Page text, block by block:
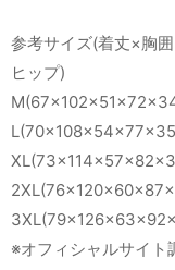
参考サイズ(着丈×胸
ヒップ)
※オフィシャルサイト